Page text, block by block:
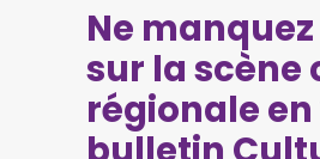
Ne
sur la
régionale